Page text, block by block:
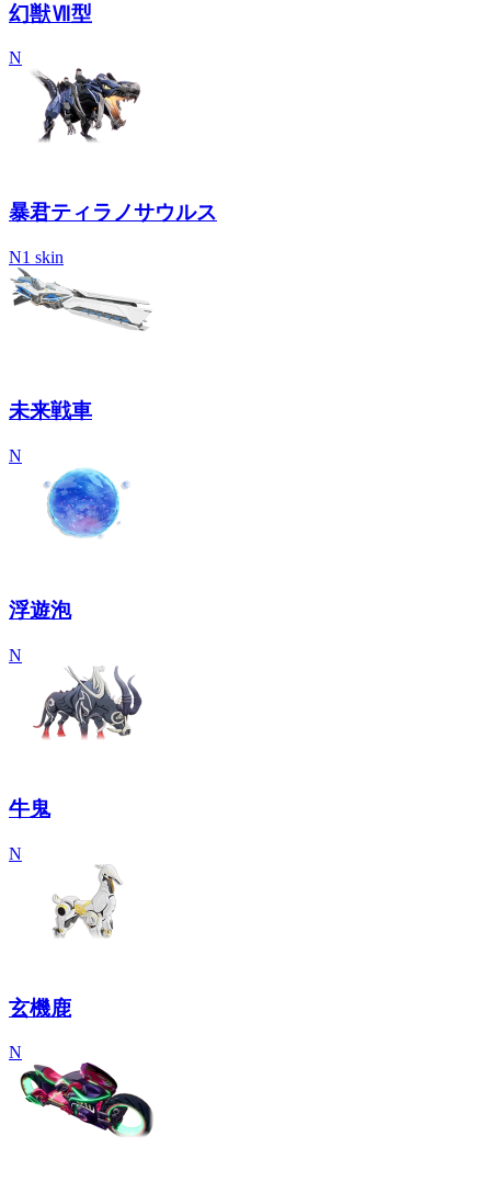
幻獣Ⅶ型
N
暴君ティラノサウルス
N1 skin
未来戦車
N
浮遊泡
N
牛鬼
N
玄機鹿
N